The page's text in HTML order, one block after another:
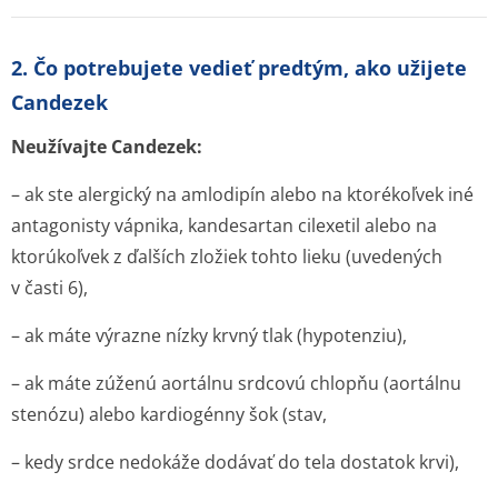
2. Čo potrebujete vedieť predtým, ako užijete
Candezek
Neužívajte Candezek:
– ak ste alergický na amlodipín alebo na ktorékoľvek iné
antagonisty vápnika, kandesartan cilexetil alebo na
ktorúkoľvek z ďalších zložiek tohto lieku (uvedených
v časti 6),
– ak máte výrazne nízky krvný tlak (hypotenziu),
– ak máte zúženú aortálnu srdcovú chlopňu (aortálnu
stenózu) alebo kardiogénny šok (stav,
– kedy srdce nedokáže dodávať do tela dostatok krvi),